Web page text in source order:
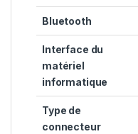
Bluetooth
Interface du
matériel
informatique
Type de
connecteur